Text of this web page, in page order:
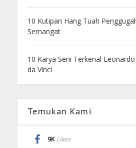
10 Kutipan Hang Tuah
Semangat
10 Karya Seni Terkenal Leonardo
da Vinci
Temukan Kami
9K Likes